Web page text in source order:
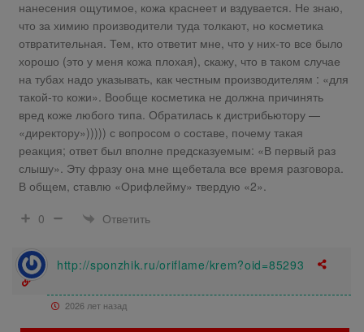
нанесения ощутимое, кожа краснеет и вздувается. Не знаю,
что за химию производители туда толкают, но косметика
отвратительная. Тем, кто ответит мне, что у них-то все было
хорошо (это у меня кожа плохая), скажу, что в таком случае
на тубах надо указывать, как честным производителям : «для
такой-то кожи». Вообще косметика не должна причинять
вред коже любого типа. Обратилась к дистрибьютору —
«директору»))))) с вопросом о составе, почему такая
реакция; ответ был вполне предсказуемым: «В первый раз
слышу». Эту фразу она мне щебетала все время разговора.
В общем, ставлю «Орифлейму» твердую «2».
0
Ответить
http://sponzhik.ru/oriflame/krem?oid=85293
2026 лет назад